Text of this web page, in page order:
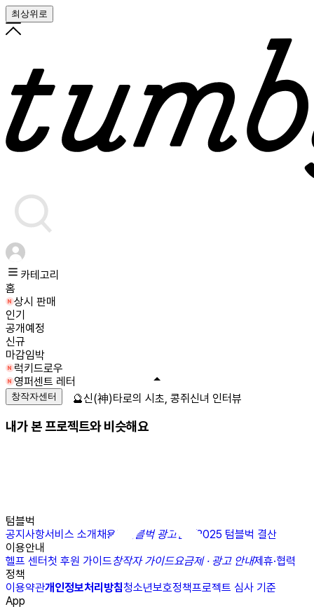
최상위로
카테고리
홈
상시 판매
인기
공개예정
신규
마감임박
럭키드로우
영퍼센트 레터
창작자센터
내가 본 프로젝트와 비슷해요
텀블벅
공지사항서비스 소개채용N 텀블벅 광고센터
2025 텀블벅 결산
이용안내
헬프 센터첫 후원 가이드창작자 가이드요금제 · 광고 안내제휴·협력
정책
이용약관개인정보처리방침청소년보호정책프로젝트 심사 기준
App
🔮신(神)타로의 시초, 콩쥐신녀 인터뷰